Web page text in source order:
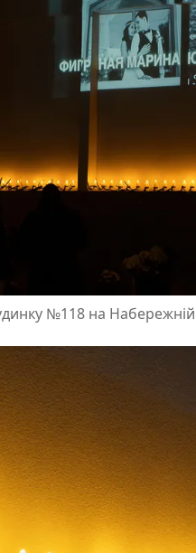
№118 на